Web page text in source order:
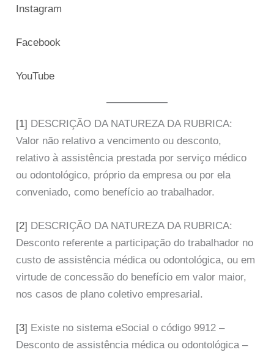
Instagram
Facebook
YouTube
[1] DESCRIÇÃO DA NATUREZA DA RUBRICA:
Valor não relativo a vencimento ou desconto,
relativo à assistência prestada por serviço médico
ou odontológico, próprio da empresa ou por ela
conveniado, como benefício ao trabalhador.
[2] DESCRIÇÃO DA NATUREZA DA RUBRICA:
Desconto referente a participação do trabalhador no
custo de assistência médica ou odontológica, ou em
virtude de concessão do benefício em valor maior,
nos casos de plano coletivo empresarial.
[3] Existe no sistema eSocial o código 9912 –
Desconto de assistência médica ou odontológica –